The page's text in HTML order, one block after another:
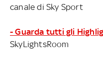
canale di Sky Sport
- Guarda tutti gli
SkyLightsRoom